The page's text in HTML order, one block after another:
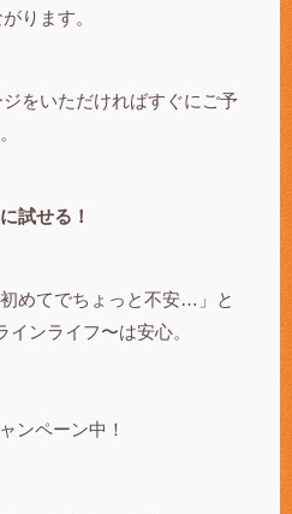
ります。
をいただければすぐにご予
試せる！
めてでちょっと不安…」と
インライフ〜は安心。
ンペーン中！